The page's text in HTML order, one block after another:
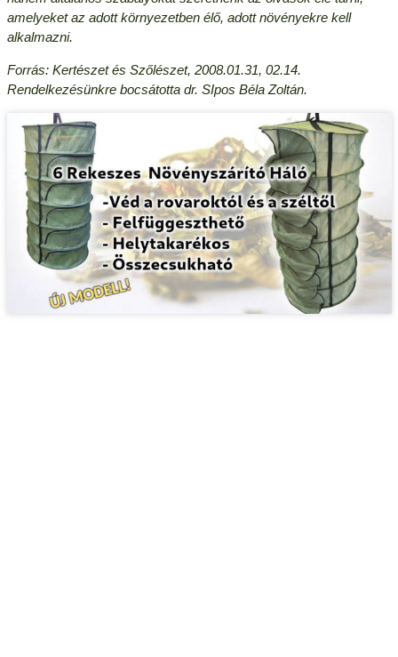
amelyeket az adott környezetben élő, adott növényekre kell
alkalmazni.
Forrás: Kertészet és Szőlészet, 2008.01.31, 02.14.
Rendelkezésünkre bocsátotta dr. SIpos Béla Zoltán.